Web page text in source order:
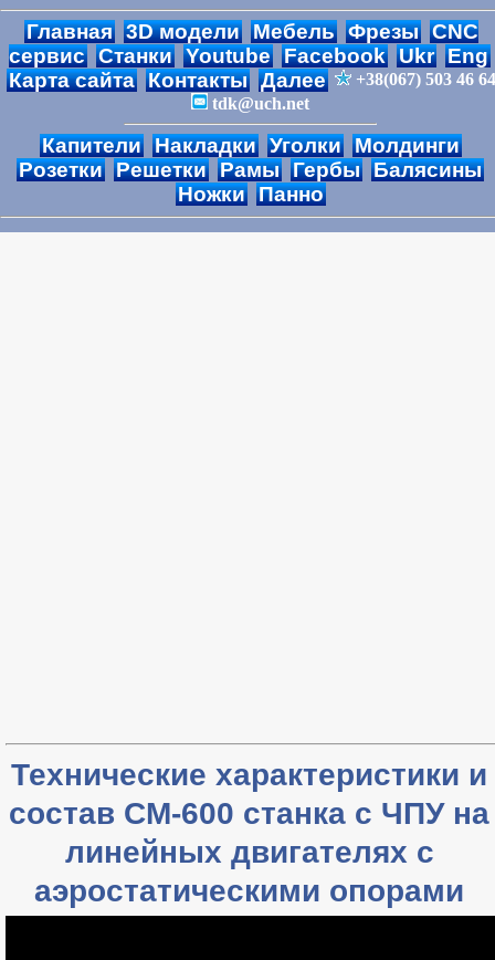
Главная 3D модели Мебель Фрезы CNC
сервис Станки Youtube Facebook Ukr Eng
Карта сайта Контакты Далее
+38(067) 503 46 64
tdk@uch.net
Капители Накладки Уголки Молдинги
Розетки Решетки Рамы Гербы Балясины
Ножки Панно
Технические характеристики и
состав CM-600 станка с ЧПУ на
линейных двигателях с
аэростатическими опорами